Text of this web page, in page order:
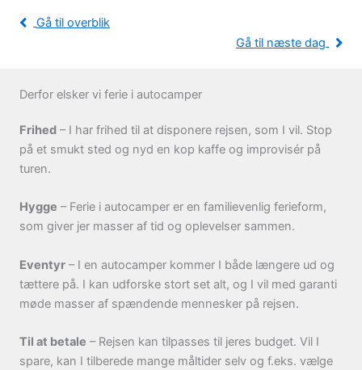
Gå til overblik
Gå til næste dag
Derfor elsker vi ferie i autocamper
Frihed – I har frihed til at disponere rejsen, som I vil. Stop
på et smukt sted og nyd en kop kaffe og improvisér på
turen.
Hygge – Ferie i autocamper er en familievenlig ferieform,
som giver jer masser af tid og oplevelser sammen.
Eventyr – I en autocamper kommer I både længere ud og
tættere på. I kan udforske stort set alt, og I vil med garanti
møde masser af spændende mennesker på rejsen.
Til at betale – Rejsen kan tilpasses til jeres budget. Vil I
spare, kan I tilberede mange måltider selv og f.eks. vælge